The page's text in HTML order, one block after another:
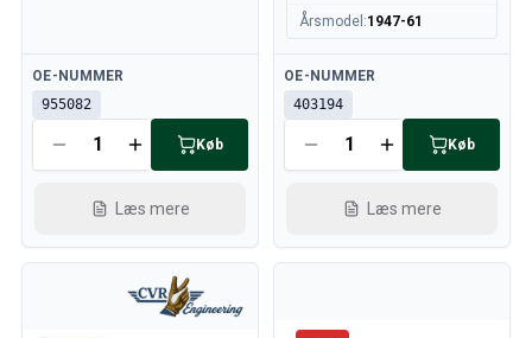
Tilgængelig
OE-NUMMER
955082
Køb
Læs mere
Årsmodel :1947-61
Tilgængelig
OE-NUMMER
403194
Køb
Læs mere